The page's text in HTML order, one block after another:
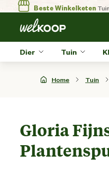
Beste Winkelketen
Dier Tuin
Home Tuin
Gloria